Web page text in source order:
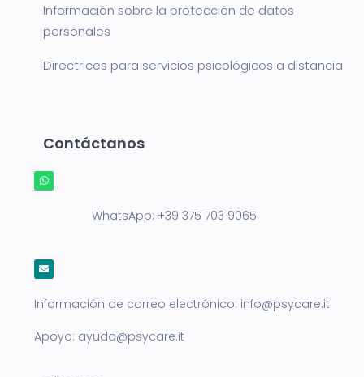
Información sobre la protección de datos
personales
Directrices para servicios psicológicos a distancia
Contáctanos
WhatsApp: +39 375 703 9065
Información de correo electrónico: info@psycare.it
Apoyo: ayuda@psycare.it